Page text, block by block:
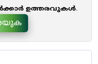
ഉത്തരവുകൾ.